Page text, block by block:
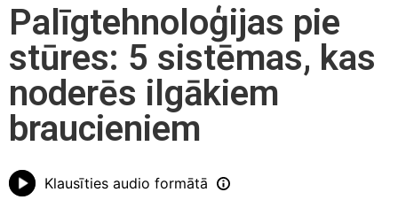
Palīgtehnoloģijas pie
stūres: 5 sistēmas, kas
noderēs ilgākiem
braucieniem
Klausīties audio formātā